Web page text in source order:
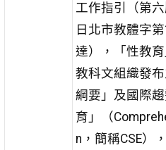
工作指引（第
日北市教體字
達），「性教
教科文組織發
綱要」及國際
育」（
n，簡稱CSE）